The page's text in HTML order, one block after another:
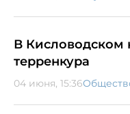
В Кисловодском
терренкура
04 июня, 15:36